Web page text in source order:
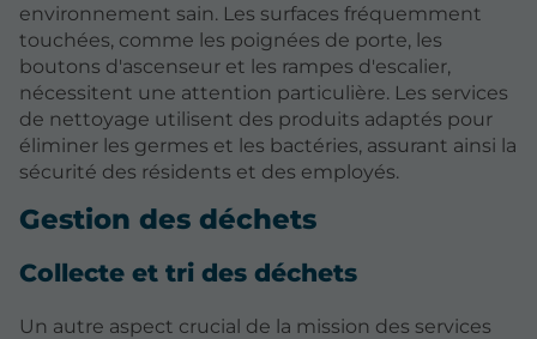
environnement sain. Les surfaces fréquemment
touchées, comme les poignées de porte, les
boutons d'ascenseur et les rampes d'escalier,
nécessitent une attention particulière. Les services
de nettoyage utilisent des produits adaptés pour
éliminer les germes et les bactéries, assurant ainsi la
sécurité des résidents et des employés.
Gestion des déchets
Collecte et tri des déchets
Un autre aspect crucial de la mission des services